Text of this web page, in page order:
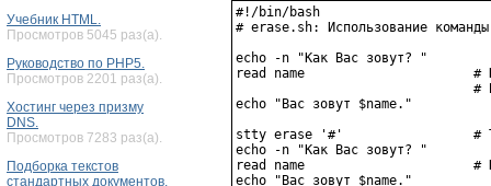
Учебник HTML.
Просмотров 5045 раз(а).
Руководство по PHP5.
Просмотров 2201 раз(а).
Хостинг через призму
DNS.
Просмотров 7283 раз(а).
Подборка текстов
стандартных документов.
#!/bin/bash
# erase.sh: Использование
echo -n "Как Вас зовут? "
read name                      #
#
echo "Вас зовут $name."
stty erase '#'                 #
echo -n "Как Вас зовут? "
read name                      #
echo "Вас зовут $name."